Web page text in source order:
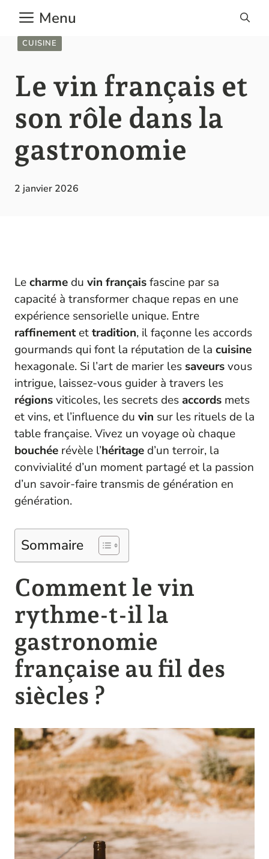
contenu
Menu
CUISINE
Le vin français et
son rôle dans la
gastronomie
2 janvier 2026
Lecharme du vin françaisfascine par sa
capacité à transformer chaque repas en une
expérience sensorielle unique. Entre
raffinementettradition, il façonne les accords
gourmands qui font la réputation de la cuisine
hexagonale. Si l’art de marier les saveursvous
intrigue, laissez-vous guider à travers les
régionsviticoles, les secrets desaccords mets
et vins, et l’influence du vin sur les rituels de la
table française. Vivez un voyage où chaque
bouchée révèle l’héritage d’un terroir, la
convivialité d’un moment partagé et la passion
d’un savoir-faire transmis de génération en
génération.
Sommaire
Comment le vin
rythme-t-il la
gastronomie
française au fil des
siècles ?